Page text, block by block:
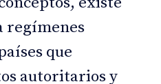
regímenes
que
autoritarios y